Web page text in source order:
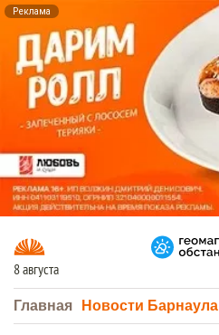
Реклама
8 августа
Главная Новости Барнаула